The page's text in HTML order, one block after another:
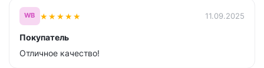
WB ★★★★★ 11.09.2025
Покупатель
Отличное качество!